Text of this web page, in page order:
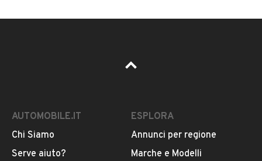
AUTOMOBILE.IT
Chi Siamo
Serve aiuto?
ESPLORA
Annunci per regione
Marche e Modelli